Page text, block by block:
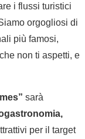
i flussi turistici
orgogliosi di
più famosi,
non ti aspetti, e
sarà
per il target